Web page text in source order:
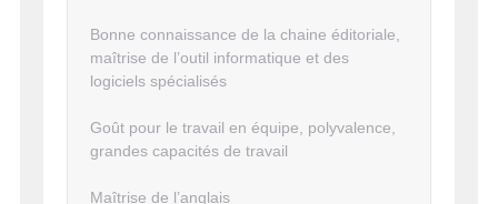
Bonne connaissance de la chaine éditoriale,
maîtrise de l’outil informatique et des
logiciels spécialisés
Goût pour le travail en équipe, polyvalence,
grandes capacités de travail
Maîtrise de l’anglais